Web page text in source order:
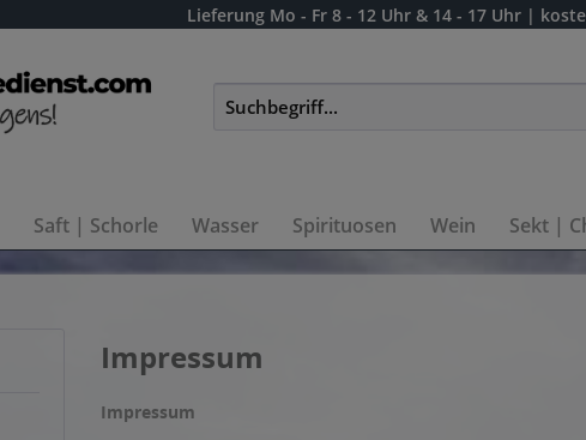
Lieferung Mo - Fr 8 - 12 Uhr & 14 - 17 Uhr |
Saft | Schorle Wasser Spirituosen Wein Sekt |
Impressum
Impressum